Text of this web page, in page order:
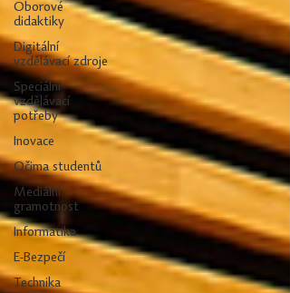
Oborové
didaktiky
Digitální
vzdělávací zdroje
Speciální
vzdělávací
potřeby
Inovace
Očima studentů
Mediální
gramotnost
Informatika
E-Bezpečí
Technika